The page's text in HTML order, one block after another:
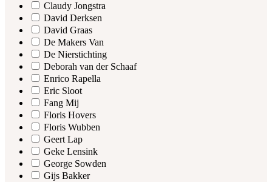
Claudy Jongstra
David Derksen
David Graas
De Makers Van
De Nierstichting
Deborah van der Schaaf
Enrico Rapella
Eric Sloot
Fang Mij
Floris Hovers
Floris Wubben
Geert Lap
Geke Lensink
George Sowden
Gijs Bakker